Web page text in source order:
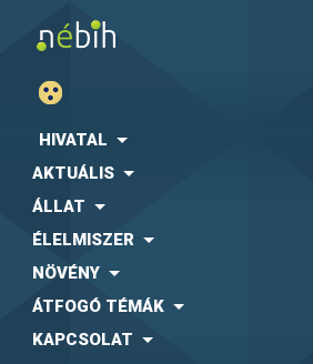
HIVATAL
AKTUÁLIS
ÁLLAT
ÉLELMISZER
NÖVÉNY
ÁTFOGÓ TÉMÁK
KAPCSOLAT